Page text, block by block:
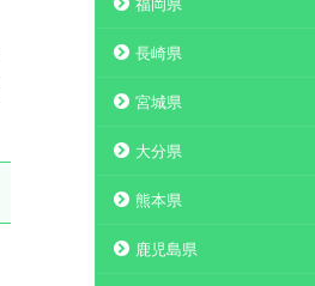
福岡県
長崎県
宮城県
大分県
熊本県
鹿児島県